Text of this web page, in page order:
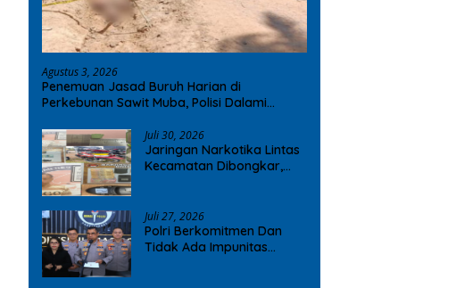
Agustus 3, 2026
Penemuan Jasad Buruh Harian di
Perkebunan Sawit Muba, Polisi Dalami
Juli 30, 2026
Jaringan Narkotika Lintas
Kecamatan Dibongkar,
Juli 27, 2026
Polri Berkomitmen Dan
Tidak Ada Impunitas